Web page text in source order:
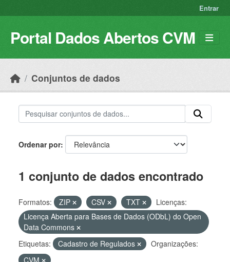
Entrar
Portal Dados Abertos CVM
Conjuntos de dados
Ordenar por
1 conjunto de dados encontrado
Formatos: ZIP CSV TXT
Licenças:
Licença Aberta para Bases de Dados (ODbL) do Open
Data Commons
Etiquetas:
Cadastro de Regulados
Organizações:
CVM